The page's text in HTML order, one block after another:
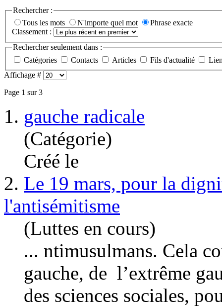
Rechercher :
Tous les mots
N'importe quel mot
Phrase exacte
Classement :
Rechercher seulement dans :
Catégories
Contacts Articles Fils d'actualité
Affichage #
Page 1 sur 3
1. gauche radicale
(Catégorie)
Créé le
2. Le 19 mars, pour la
l'antisémitisme
(Luttes en cours)
... ntimusulmans. Cela
gauche, de l’extrême
des sciences sociales,